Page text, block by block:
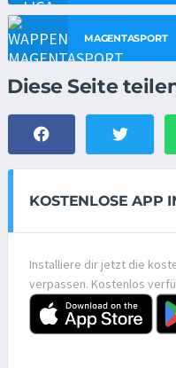
MAGENTASPORT
Diese Seite
KOSTENLOSE APP
Installiere dir jetzt die
verpassen. Kostenlos